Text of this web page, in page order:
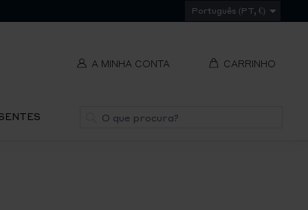
Português (PT, €)
A MINHA CONTA CARRINHO
Pesquisa